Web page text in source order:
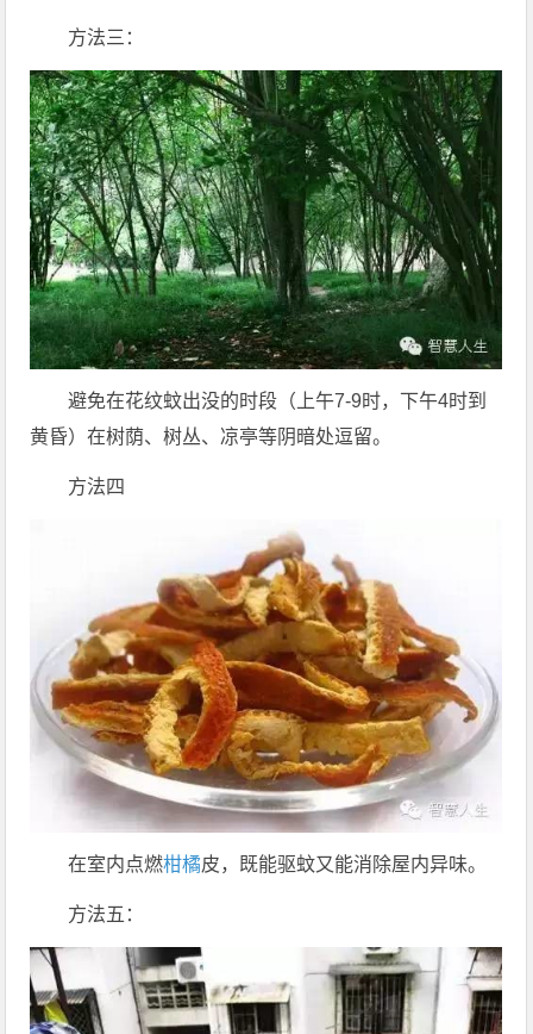
方法三：
避免在花纹蚊出没的时段（上午7-9时，下午4时到
黄昏）在树荫、树丛、凉亭等阴暗处逗留。
方法四
在室内点燃柑橘皮，既能驱蚊又能消除屋内异味。
方法五：